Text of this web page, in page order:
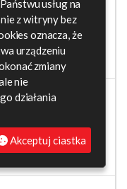
usług na
z witryny bez
oznacza, że
urządzeniu
zmiany
nie
działania
Akceptuj ciastka